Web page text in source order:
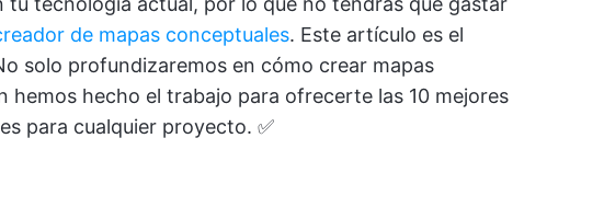
de mapas conceptuales. Este artículo es el
solo profundizaremos en cómo crear mapas
hemos hecho el trabajo para ofrecerte las 10 mejores
para cualquier proyecto. ✅